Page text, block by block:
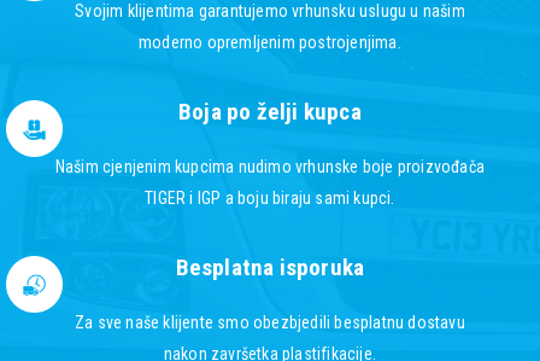
Svojim klijentima garantujemo vrhunsku uslugu u našim
moderno opremljenim postrojenjima.
Boja po želji kupca
Našim cjenjenim kupcima nudimo vrhunske boje proizvođača
TIGER i IGP a boju biraju sami kupci.
Besplatna isporuka
Za sve naše klijente smo obezbjedili besplatnu dostavu
nakon završetka plastifikacije.